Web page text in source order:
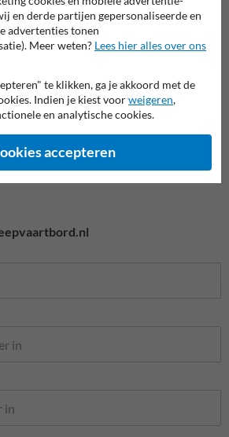
Entree- en toegangsborden
en derde partijen gepersonaliseerde en
advertenties tonen
Meer weten? Lees hier alles over ons
te klikken, ga je akkoord met de
Indien je kiest voorweigeren,
en analytische cookies.
accepteren